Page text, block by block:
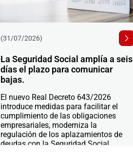
(31/07/2026)
La Seguridad Social amplía a seis
días el plazo para comunicar
bajas.
El nuevo Real Decreto 643/2026
introduce medidas para facilitar el
cumplimiento de las obligaciones
empresariales, moderniza la
regulación de los aplazamientos de
deudas con la Seguridad Social